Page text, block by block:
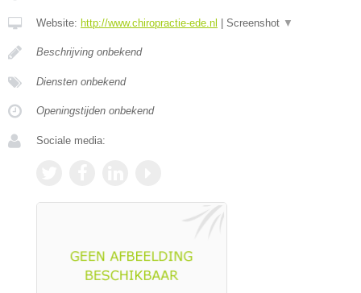
Website: http://www.chiropractie-ede.nl | Screenshot ▼
Beschrijving onbekend
Diensten onbekend
Openingstijden onbekend
Sociale media: